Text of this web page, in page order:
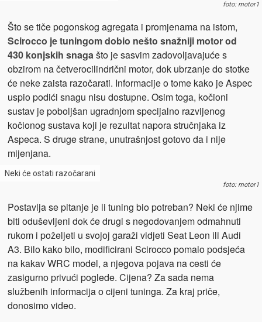
foto: motor1
Što se tiče pogonskog agregata i promjenama na istom,
Scirocco je tuningom dobio nešto snažniji motor od
430 konjskih snagašto je sasvim zadovoljavajuće s
obzirom na četverocilindrični motor, dok ubrzanje do stotke
će neke zaista razočarati. Informacije o tome kako je Aspec
uspio podići snagu nisu dostupne. Osim toga, kočioni
sustav je poboljšan ugradnjom specijalno razvijenog
kočionog sustava koji je rezultat napora stručnjaka iz
Aspeca. S druge strane, unutrašnjost gotovo da i nije
mijenjana.
Neki će ostati razočarani
foto: motor1
Postavlja se pitanje je li tuning bio potreban? Neki će njime
biti oduševljeni dok će drugi s negodovanjem odmahnuti
rukom i poželjeti u svojoj garaži vidjeti Seat Leon ili Audi
A3. Bilo kako bilo, modificirani Scirocco pomalo podsjeća
na kakav WRC model, a njegova pojava na cesti će
zasigurno privući poglede. Cijena? Za sada nema
službenih informacija o cijeni tuninga. Za kraj priče,
donosimo video.